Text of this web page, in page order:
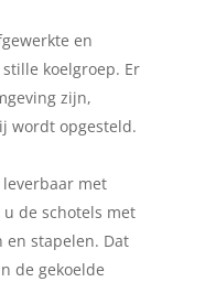
en
koelgroep. Er
zijn,
wordt opgesteld.
met
de schotels met
en stapelen. Dat
de gekoelde